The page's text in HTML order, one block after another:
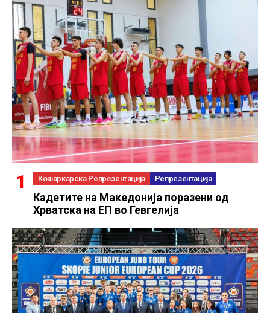
Кошаркарска Репрезентација Репрезентација
Кадетите на Македонија поразени од
Хрватска на ЕП во Гевгелија